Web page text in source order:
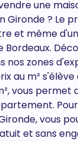
une
Gironde? Le
et même
Bordeaux.
nos zones
au m²
vous permet
vous
et sans